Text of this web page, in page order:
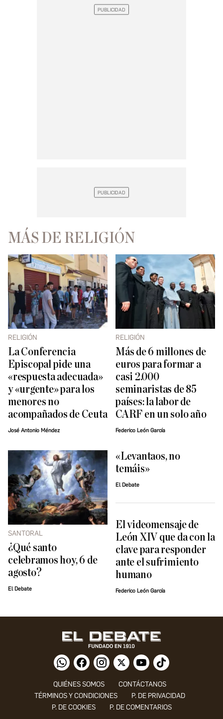
MÁS DE RELIGIÓN
RELIGIÓN
La Conferencia
Episcopal pide una
«respuesta adecuada»
y «urgente» para los
menores no
acompañados de Ceuta
José Antonio Méndez
RELIGIÓN
Más de 6 millones de
euros para formar a
casi 2.000
seminaristas de 85
países: la labor de
CARF en un solo año
Federico León García
SANTORAL
¿Qué santo
celebramos hoy, 6 de
agosto?
El Debate
«Levantaos, no
temáis»
El Debate
El videomensaje de
León XIV que da con la
clave para responder
ante el sufrimiento
humano
Federico León García
QUIÉNES SOMOS
CONTÁCTANOS
TÉRMINOS Y CONDICIONES
P. DE PRIVACIDAD
P. DE COOKIES
P. DE COMENTARIOS